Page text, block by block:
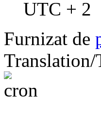
UTC + 2
Furnizat de
Translation/